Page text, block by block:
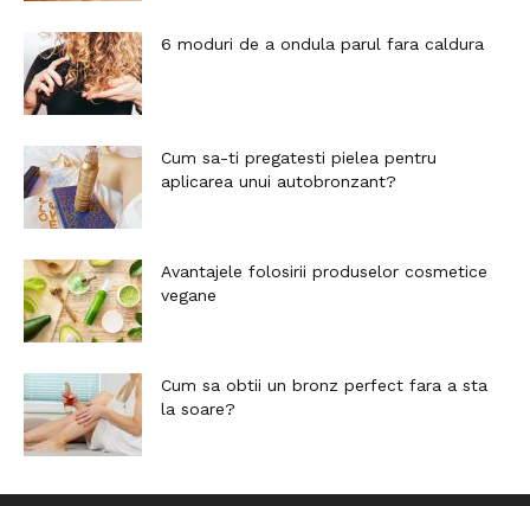
6 moduri de a ondula parul fara caldura
Cum sa-ti pregatesti pielea pentru
aplicarea unui autobronzant?
Avantajele folosirii produselor cosmetice
vegane
Cum sa obtii un bronz perfect fara a sta
la soare?